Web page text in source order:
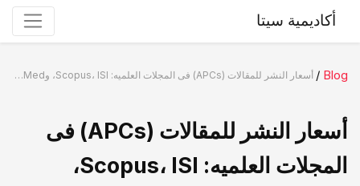
أكاديمية سيتا
Blog
/ أسعار النشر للمقالات (APCs) فی المجلات العلمیه: Scopus، ISI، وPubMed
أسعار النشر للمقالات (APCs) فی
المجلات العلمیه: Scopus، ISI،